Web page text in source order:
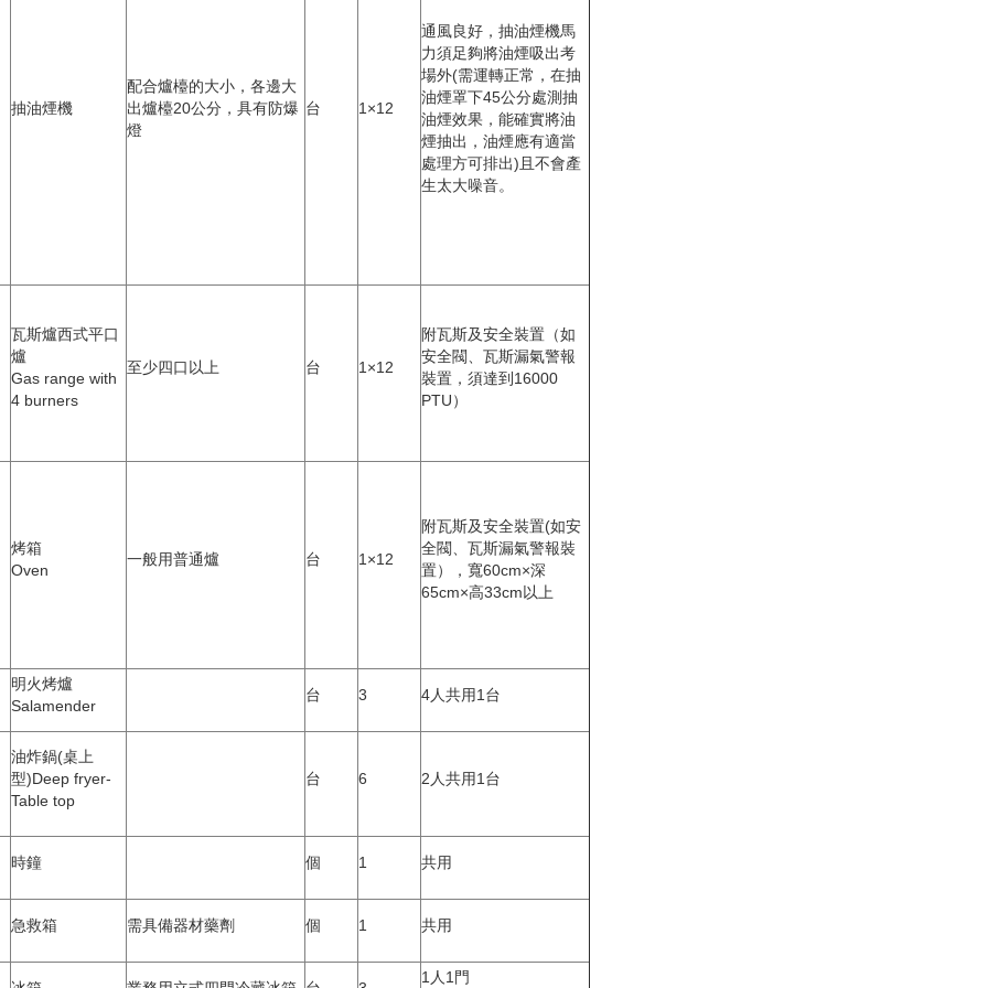
抽油煙機
配合爐檯的大小，各邊大
出爐檯20公分，具有防爆
燈
台 1×12
通風良好，抽油煙機馬
力須足夠將油煙吸出考
場外(需運轉正常，在抽
油煙罩下45公分處測抽
油煙效果，能確實將油
煙抽出，油煙應有適當
處理方可排出)且不會產
生太大噪音。
瓦斯爐西式平口
爐
Gas range with
4 burners
至少四口以上 台 1×12
附瓦斯及安全裝置（如
安全閥、瓦斯漏氣警報
裝置，須達到16000
PTU）
烤箱
Oven
一般用普通爐 台 1×12
附瓦斯及安全裝置(如安
全閥、瓦斯漏氣警報裝
置），寬60cm×深
65cm×高33cm以上
明火烤爐
Salamender
台 3 4人共用1台
油炸鍋(桌上
型)Deep fryer-
Table top
台 6 2人共用1台
時鐘 個 1 共用
急救箱 需具備器材藥劑 個 1 共用
1人1門